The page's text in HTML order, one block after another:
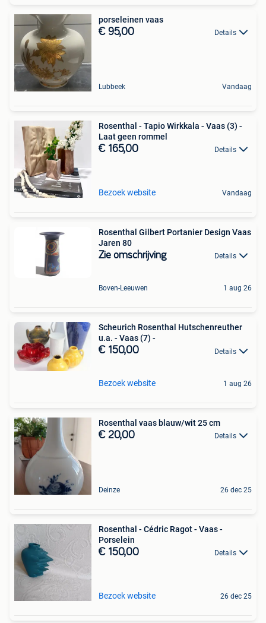
porseleinen vaas
€ 95,00 Details
Lubbeek Vandaag
Rosenthal - Tapio Wirkkala - Vaas (3) -
Laat geen rommel
€ 165,00 Details
Bezoek website Vandaag
Rosenthal Gilbert Portanier Design Vaas
Jaren 80
Zie omschrijving Details
Boven-Leeuwen 1 aug 26
Scheurich Rosenthal Hutschenreuther
u.a. - Vaas (7) -
€ 150,00 Details
Bezoek website 1 aug 26
Rosenthal vaas blauw/wit 25 cm
€ 20,00 Details
Deinze 26 dec 25
Rosenthal - Cédric Ragot - Vaas -
Porselein
€ 150,00 Details
Bezoek website 26 dec 25